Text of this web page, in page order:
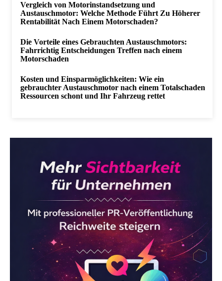
Vergleich von Motorinstandsetzung und
Austauschmotor: Welche Methode Führt Zu Höherer
Rentabilität Nach Einem Motorschaden?
Die Vorteile eines Gebrauchten Austauschmotors:
Fahrrichtig Entscheidungen Treffen nach einem
Motorschaden
Kosten und Einsparmöglichkeiten: Wie ein
gebrauchter Austauschmotor nach einem Totalschaden
Ressourcen schont und Ihr Fahrzeug rettet